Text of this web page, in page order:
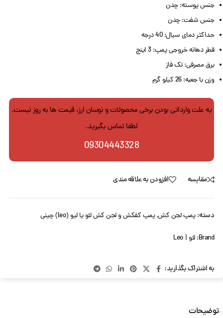
جنس پوسته: چدن
جنس شفت: چدن
حداکثر دمای سیال: 40 درجه
قطر دهانه خروجی پمپ: 3 اینچ
برق مصرفی: تک فاز
وزن با جعبه: 26 کیلو گرم
به علت وارداتی بودن برخی محصولات و نوسان ارز، قیمت ها به روز نیست.
لطفا تماس بگیرید.
09304443328
مقایسه افزودن به علاقه مندی
دسته: پمپ لجن کش,پمپ کفکش و لجن کش لئو یا لیو (leo) چینی
Brand: لئو | Leo
به اشتراک بگذارید:
توضیحات